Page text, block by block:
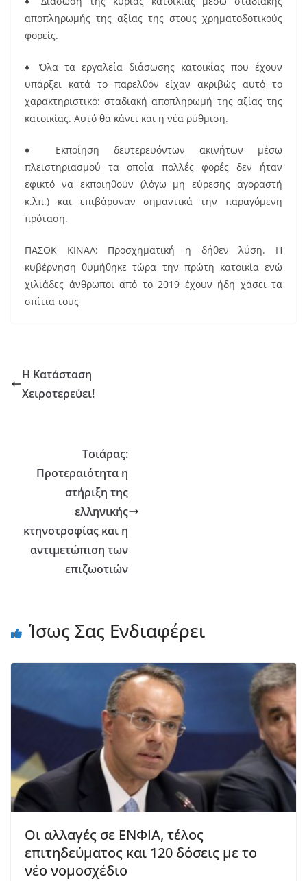
αποπληρωμής της αξίας της στους χρηματοδοτικούς
φορείς.
♦ Όλα τα εργαλεία διάσωσης κατοικίας που έχουν
υπάρξει κατά το παρελθόν είχαν ακριβώς αυτό το
χαρακτηριστικό: σταδιακή αποπληρωμή της αξίας της
κατοικίας. Αυτό θα κάνει και η νέα ρύθμιση.
♦ Εκποίηση δευτερευόντων ακινήτων μέσω
πλειστηριασμού τα οποία πολλές φορές δεν ήταν
εφικτό να εκποιηθούν (λόγω μη εύρεσης αγοραστή
κ.λπ.) και επιβάρυναν σημαντικά την παραγόμενη
πρόταση.
ΠΑΣΟΚ ΚΙΝΑΛ: Προσχηματική η δήθεν λύση. Η
κυβέρνηση θυμήθηκε τώρα την πρώτη κατοικία ενώ
χιλιάδες άνθρωποι από το 2019 έχουν ήδη χάσει τα
σπίτια τους
Η Κατάσταση
Χειροτερεύει!
Τσιάρας:
Προτεραιότητα η
στήριξη της
ελληνικής
κτηνοτροφίας και η
αντιμετώπιση των
επιζωοτιών
Ίσως Σας Ενδιαφέρει
Οι αλλαγές σε ΕΝΦΙΑ, τέλος
επιτηδεύματος και 120 δόσεις με το
νέο νομοσχέδιο